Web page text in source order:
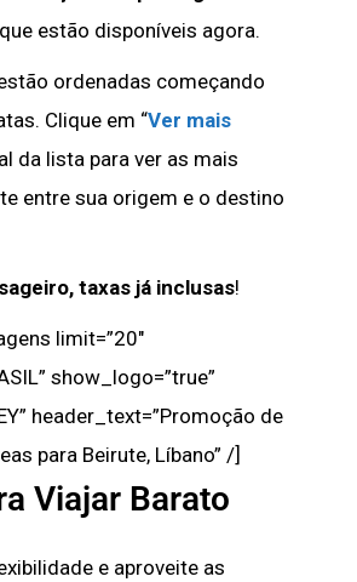
estão disponíveis agora.
ordenadas começando
Clique em “Ver mais
da lista para ver as mais
entre sua origem e o destino
taxas já inclusas!
limit=”20″
show_logo=”true”
header_text=”Promoção de
para Beirute, Líbano” /]
Viajar Barato
e aproveite as